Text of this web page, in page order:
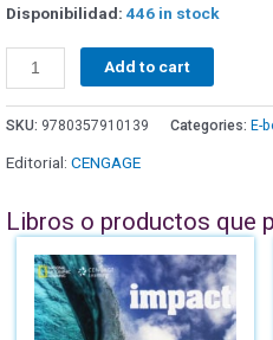
Disponibilidad: 446 in stock
Add to cart
SKU: 9780357910139 Categories: E-
Editorial: CENGAGE
Libros o productos que